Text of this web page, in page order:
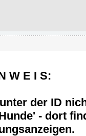
W E I S:
der ID
- dort